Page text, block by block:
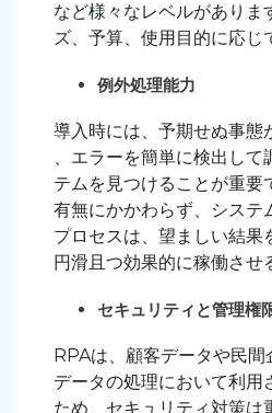
など様々なレベルがありま
ズ、予算、使用目的に応じ
例外処理能力
導入時には、予期せぬ事態
、エラーを簡単に検出して
テムを見つけることが重要
有無にかかわらず、システ
プロセスは、望ましい結果
円滑且つ効果的に稼働させ
セキュリティと管理権
RPAは、顧客データや民
データの処理において利用
ため、セキュリティ対策は